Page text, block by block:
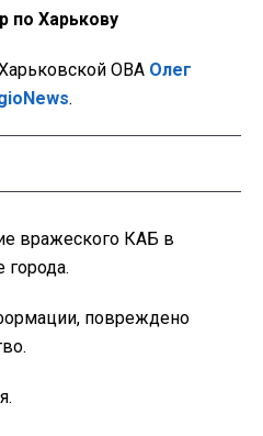
по Харькову
ОВА Олег
.
вражеского КАБ в
города.
повреждено